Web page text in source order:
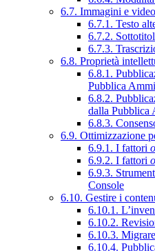
6.7. Immagini e video
6.7.1. Testo
6.7.2.
6.7.3.
6.8. Proprietà
6.8.1.
Pubblica
6.8.2.
dalla Pubblica
6.8.3.
6.9. Ottimizzazione
6.9.1. I fattori
6.9.2. I fattori
6.9.3.
Console
6.10. Gestire i
6.10.1.
6.10.2.
6.10.3.
6.10.4.